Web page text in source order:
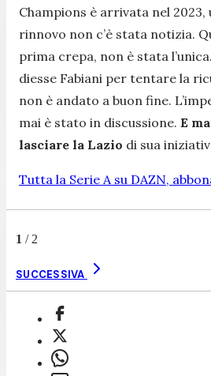
Champions è arrivata nel 2023,
rinnovo non c’è stata notizia.
prima crepa, non è stata
diesse Fabiani per tentare la
non è andato a buon fine.
mai è stato in discussione. E
lasciare la Lazio di sua
Tutta la Serie A su DAZN,
1 / 2
SUCCESSIVA